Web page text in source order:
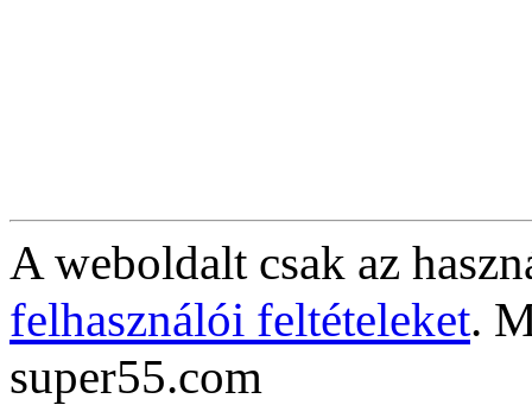
A weboldalt csak az
felhasználói feltételeket.
super55.com